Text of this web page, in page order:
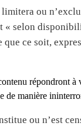
limitera ou
« selon
que ce soit,
répondront à
de manière
ou n’est